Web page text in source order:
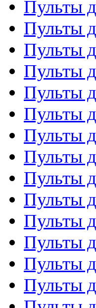
Пульты
Пульты
Пульты
Пульты
Пульты
Пульты
Пульты
Пульты
Пульты
Пульты
Пульты
Пульты
Пульты
Пульты